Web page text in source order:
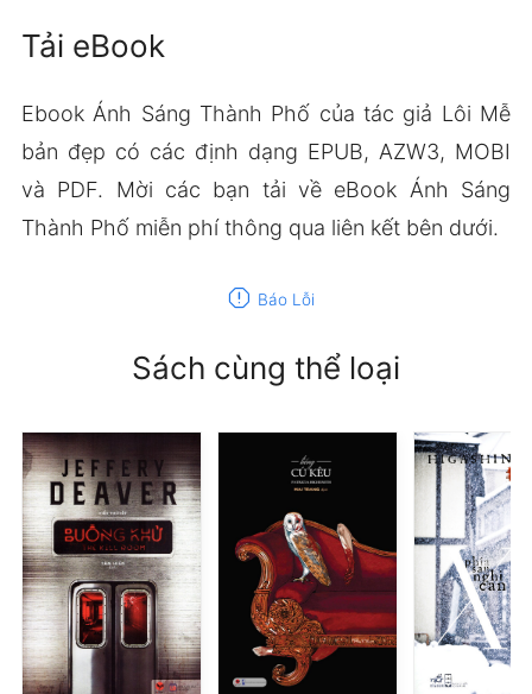
Tải eBook
Ebook Ánh Sáng Thành Phố của tác giả Lôi Mễ
bản đẹp có các định dạng EPUB, AZW3, MOBI
và PDF. Mời các bạn tải về eBook Ánh Sáng
Thành Phố miễn phí thông qua liên kết bên dưới.
report Báo Lỗi
Sách cùng thể loại